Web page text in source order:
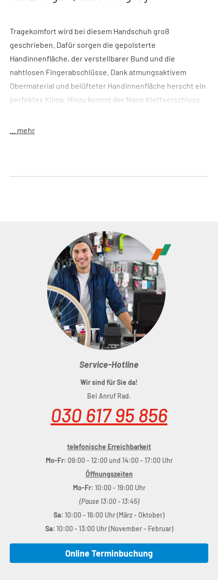
Tragekomfort wird bei diesem Handschuh groß
geschrieben. Dafür sorgen die gepolsterte
Handinnenfläche, der verstellbarer Bund und die
nahtlosen Fingerabschlüsse. Dank atmungsaktivem
Obermaterial und belüfteter Handinnenfläche herscht ein
perfektes Klima. Hinzu kommt der Nano Klettverschluss
reflektierende Elemente für mehr Sichtbarkeit.
XS(6) - XXL(11)
55% Polyester, 45% Nylon
30 g
... mehr
Service-Hotline
Wir sind für Sie da!
Bei Anruf Rad.
030 617 95 856
telefonische Erreichbarkeit
Mo-Fr: 09:00 - 12:00 und 14:00 - 17:00 Uhr
Öffnungszeiten
Mo-Fr: 10:00 - 19:00 Uhr
(Pause 13:00 - 13:45)
Sa: 10:00 - 16:00 Uhr (März - Oktober)
Sa: 10:00 - 13:00 Uhr (November - Februar)
Online Terminbuchung